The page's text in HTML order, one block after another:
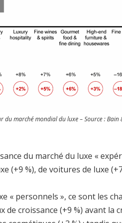
du marché mondial du luxe – Source : Bain
du marché du luxe «
(+9 %), de voitures de luxe
« personnels », ce sont les
de croissance (+9 %) avant la